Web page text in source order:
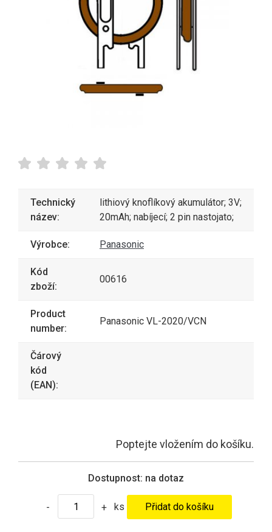
Technický
název:
lithiový knoflíkový akumulátor; 3V;
20mAh; nabíjecí; 2 pin nastojato;
Výrobce: Panasonic
Kód
zboží:
00616
Product
number:
Panasonic VL-2020/VCN
Čárový
kód
(EAN):
Poptejte vložením do košíku.
Dostupnost: na dotaz
- + ks